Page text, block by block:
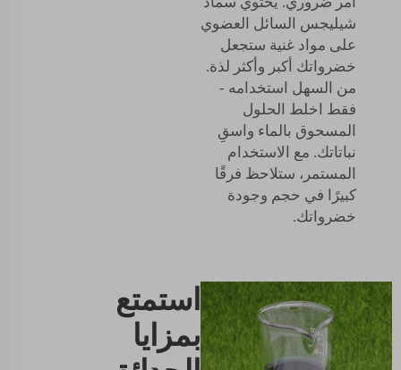
شيليجس السائل العضوي
على مواد غنية ستجعل
خضرواتك أكبر وأكثر لذة.
من السهل استخدامه -
فقط اخلط الحلول
المسحوق بالماء واسقِ
نباتاتك. مع الاستخدام
المستمر، ستلاحظ فرقًا
كبيرًا في حجم وجودة
خضرواتك.
استمتع
بمزايا